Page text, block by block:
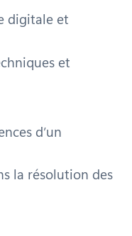
digitale et
et
d’un
la résolution des